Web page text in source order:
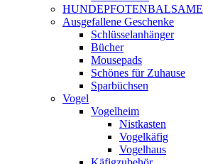
HUNDEPFOTENBALSAME
Ausgefallene Geschenke
Schlüsselanhänger
Bücher
Mousepads
Schönes für Zuhause
Sparbüchsen
Vogel
Vogelheim
Nistkasten
Vogelkäfig
Vogelhaus